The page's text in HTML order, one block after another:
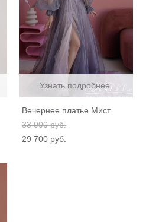
Узнать подробнее.
Вечернее платье Мист
33 000 pуб.
29 700 pуб.